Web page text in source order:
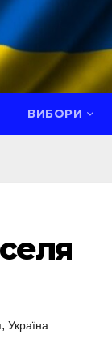
ВИБОРИ
, Україна